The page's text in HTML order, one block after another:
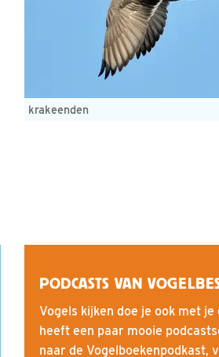
krakeenden
PODCASTS VAN
Vogels kijken doe je ook met
heeft een paar mooie
naar de Vogelboekenpodkast,